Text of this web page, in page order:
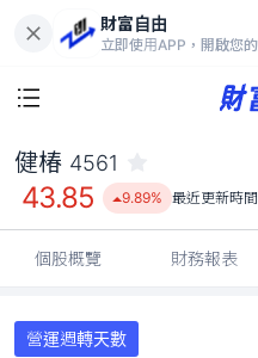
財富自由
立即使用APP，開啟您
43.85
健椿 4561
43.85 9.89% 最近更新時間
個股概覽 財務報表
營運週轉天數